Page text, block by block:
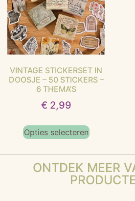
VINTAGE STICKERSET IN
DOOSJE – 50 STICKERS –
6 THEMA’S
€ 2,99
Opties selecteren
ONTDEK MEER